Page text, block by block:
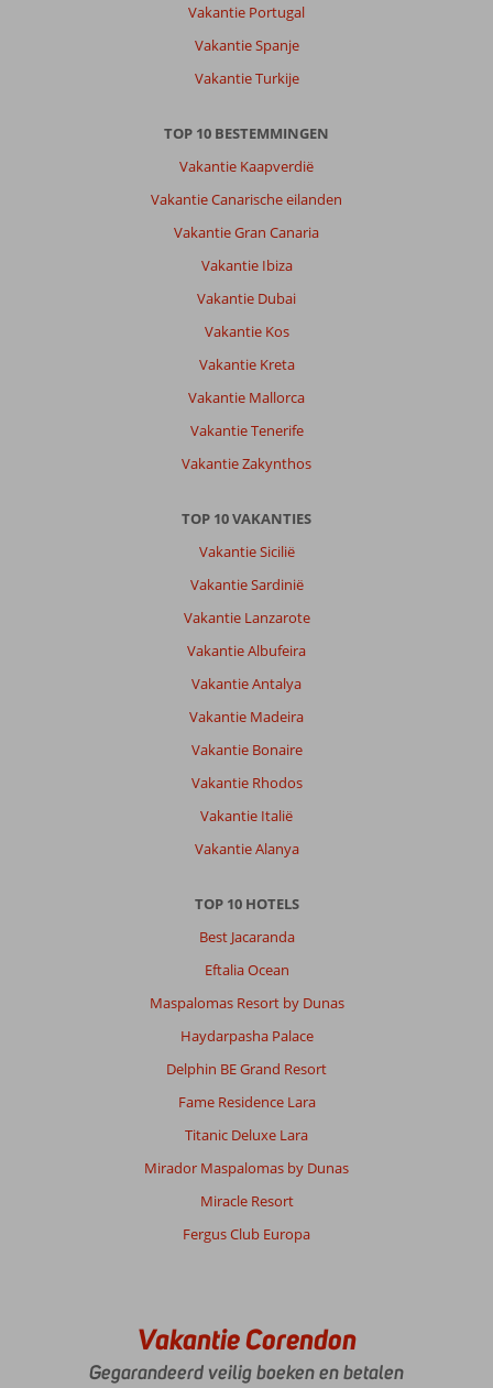
Vakantie Portugal
Vakantie Spanje
Vakantie Turkije
TOP 10 BESTEMMINGEN
Vakantie Kaapverdië
Vakantie Canarische eilanden
Vakantie Gran Canaria
Vakantie Ibiza
Vakantie Dubai
Vakantie Kos
Vakantie Kreta
Vakantie Mallorca
Vakantie Tenerife
Vakantie Zakynthos
TOP 10 VAKANTIES
Vakantie Sicilië
Vakantie Sardinië
Vakantie Lanzarote
Vakantie Albufeira
Vakantie Antalya
Vakantie Madeira
Vakantie Bonaire
Vakantie Rhodos
Vakantie Italië
Vakantie Alanya
TOP 10 HOTELS
Best Jacaranda
Eftalia Ocean
Maspalomas Resort by Dunas
Haydarpasha Palace
Delphin BE Grand Resort
Fame Residence Lara
Titanic Deluxe Lara
Mirador Maspalomas by Dunas
Miracle Resort
Fergus Club Europa
Vakantie Corendon
Gegarandeerd veilig boeken en betalen